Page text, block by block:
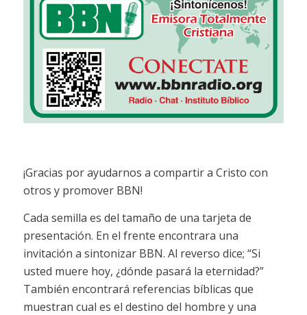
¡Gracias por ayudarnos a compartir a Cristo con
otros y promover BBN!
Cada semilla es del tamaño de una tarjeta de
presentación. En el frente encontrara una
invitación a sintonizar BBN. Al reverso dice; “Si
usted muere hoy, ¿dónde pasará la eternidad?”
También encontrará referencias bíblicas que
muestran cual es el destino del hombre y una